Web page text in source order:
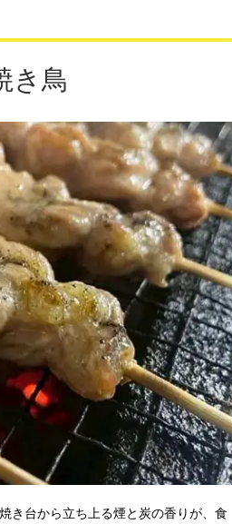
き鳥
き台から立ち上る煙と炭の香りが、食